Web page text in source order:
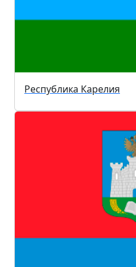
Республика Карелия